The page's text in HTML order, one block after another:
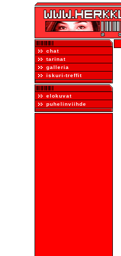
chat
tarinat
galleria
iskuri-treffit
elokuvat
puhelinviihde